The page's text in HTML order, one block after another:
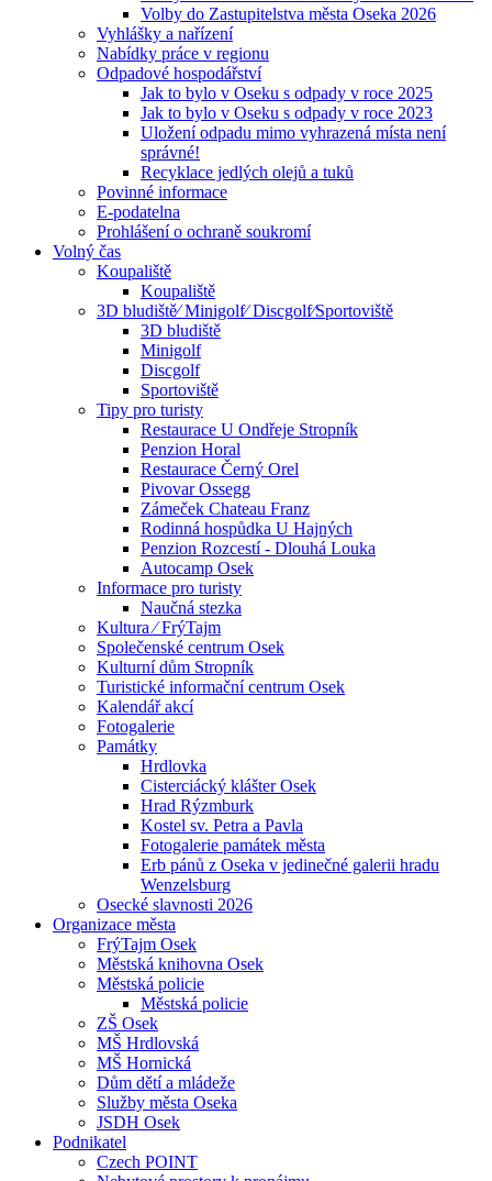
Volby do Zastupitelstva města Oseka 2026
Vyhlášky a nařízení
Nabídky práce v regionu
Odpadové hospodářství
Jak to bylo v Oseku s odpady v roce 2025
Jak to bylo v Oseku s odpady v roce 2023
Uložení odpadu mimo vyhrazená místa není
správné!
Recyklace jedlých olejů a tuků
Povinné informace
E-podatelna
Prohlášení o ochraně soukromí
Volný čas
Koupaliště
Koupaliště
3D bludiště⁄ Minigolf⁄ Discgolf⁄Sportoviště
3D bludiště
Minigolf
Discgolf
Sportoviště
Tipy pro turisty
Restaurace U Ondřeje Stropník
Penzion Horal
Restaurace Černý Orel
Pivovar Ossegg
Zámeček Chateau Franz
Rodinná hospůdka U Hajných
Penzion Rozcestí - Dlouhá Louka
Autocamp Osek
Informace pro turisty
Naučná stezka
Kultura ⁄ FrýTajm
Společenské centrum Osek
Kulturní dům Stropník
Turistické informační centrum Osek
Kalendář akcí
Fotogalerie
Památky
Hrdlovka
Cisterciácký klášter Osek
Hrad Rýzmburk
Kostel sv. Petra a Pavla
Fotogalerie památek města
Erb pánů z Oseka v jedinečné galerii hradu
Wenzelsburg
Osecké slavnosti 2026
Organizace města
FrýTajm Osek
Městská knihovna Osek
Městská policie
Městská policie
ZŠ Osek
MŠ Hrdlovská
MŠ Hornická
Dům dětí a mládeže
Služby města Oseka
JSDH Osek
Podnikatel
Czech POINT